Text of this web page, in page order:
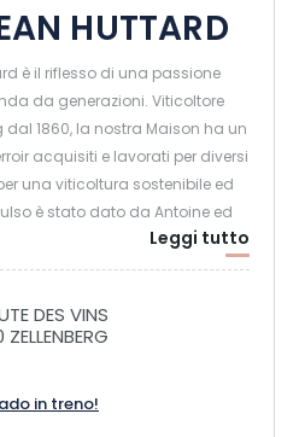
HUTTARD
è il riflesso di una passione
da generazioni. Viticoltore
1860, la nostra Maison ha un
acquisiti e lavorati per diversi
una viticoltura sostenibile ed
è stato dato da Antoine ed
appassionati di vini di terroir e di
e l'ambiente. Immergetevi
"Bon voyage!
Leggi tutto
DES VINS
in treno!